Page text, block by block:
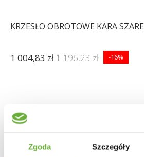
Zgoda Szczegóły
KRZESŁO OBROTOWE KARA SZARE
1 004,83 zł1 196,23 zł -16%